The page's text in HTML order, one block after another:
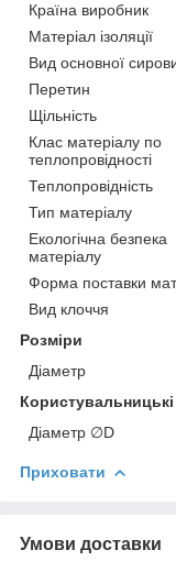
Країна виробник
Матеріал ізоляції
Вид основної
Перетин
Щільність
Клас матеріалу по
теплопровідності
Теплопровідність
Тип матеріалу
Екологічна безпека
матеріалу
Форма поставки
Вид клоччя
Розміри
Діаметр
Діаметр ∅D
Приховати
Умови доставки